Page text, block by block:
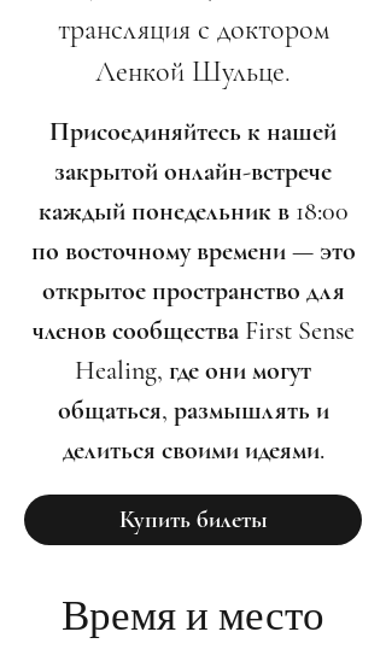
трансляция с доктором
Ленкой Шульце.
Присоединяйтесь к нашей
закрытой онлайн-встрече
каждый понедельник в 18:00
по восточному времени — это
открытое пространство для
членов сообщества First Sense
Healing, где они могут
общаться, размышлять и
делиться своими идеями.
Купить билеты
Время и место